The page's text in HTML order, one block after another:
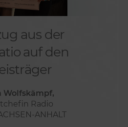
aus der
auf den
Wolfskämpf,
Radio
ANHALT